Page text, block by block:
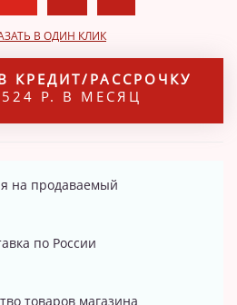
В ОДИН КЛИК
КРЕДИТ/РАССРОЧКУ
Р. В МЕСЯЦ
на продаваемый
по России
товаров магазина